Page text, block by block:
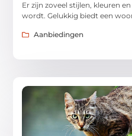
Er zijn zoveel stijlen, kleuren
wordt. Gelukkig biedt een
Aanbiedingen